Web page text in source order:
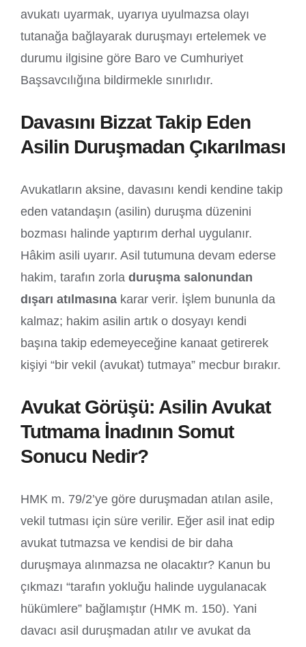
avukatı uyarmak, uyarıya uyulmazsa olayı
tutanağa bağlayarak duruşmayı ertelemek ve
durumu ilgisine göre Baro ve Cumhuriyet
Başsavcılığına bildirmekle sınırlıdır.
Davasını Bizzat Takip Eden
Asilin Duruşmadan Çıkarılması
Avukatların aksine, davasını kendi kendine takip
eden vatandaşın (asilin) duruşma düzenini
bozması halinde yaptırım derhal uygulanır.
Hâkim asili uyarır. Asil tutumuna devam ederse
hakim, tarafın zorla duruşma salonundan
dışarı atılmasına karar verir. İşlem bununla da
kalmaz; hakim asilin artık o dosyayı kendi
başına takip edemeyeceğine kanaat getirerek
kişiyi “bir vekil (avukat) tutmaya” mecbur bırakır.
Avukat Görüşü: Asilin Avukat
Tutmama İnadının Somut
Sonucu Nedir?
HMK m. 79/2’ye göre duruşmadan atılan asile,
vekil tutması için süre verilir. Eğer asil inat edip
avukat tutmazsa ve kendisi de bir daha
duruşmaya alınmazsa ne olacaktır? Kanun bu
çıkmazı “tarafın yokluğu halinde uygulanacak
hükümlere” bağlamıştır (HMK m. 150). Yani
davacı asil duruşmadan atılır ve avukat da